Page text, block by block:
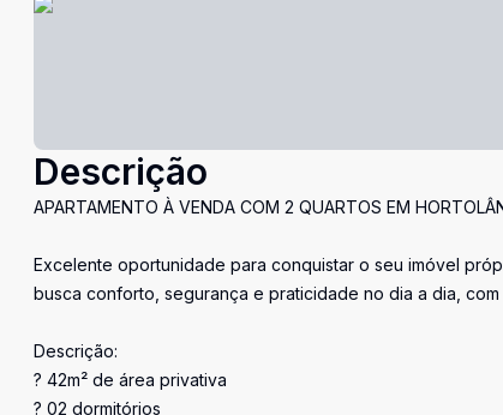
Descrição
APARTAMENTO À VENDA COM 2 QUARTOS EM
Excelente oportunidade para conquistar o seu imóvel
busca conforto, segurança e praticidade no dia a dia,
Descrição:
? 42m² de área privativa
? 02 dormitórios